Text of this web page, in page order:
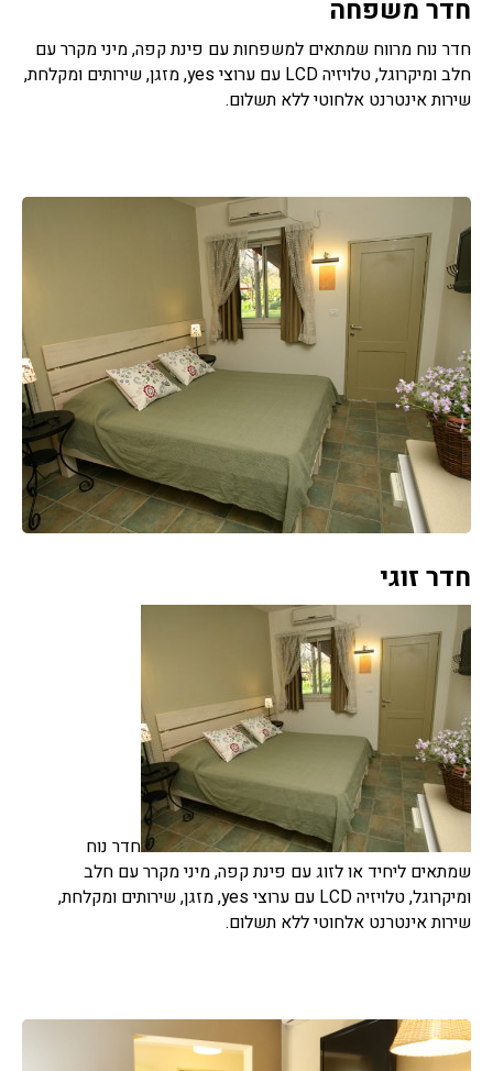
חדר משפחה
חדר נוח מרווח שמתאים למשפחות עם פינת קפה, מיני מקרר עם
חלב ומיקרוגל, טלויזיה LCD עם ערוצי yes, מזגן, שירותים ומקלחת,
שירות אינטרנט אלחוטי ללא תשלום.
חדר זוגי
חדר נוח
שמתאים ליחיד או לזוג עם פינת קפה, מיני מקרר עם חלב
ומיקרוגל, טלויזיה LCD עם ערוצי yes, מזגן, שירותים ומקלחת,
שירות אינטרנט אלחוטי ללא תשלום.